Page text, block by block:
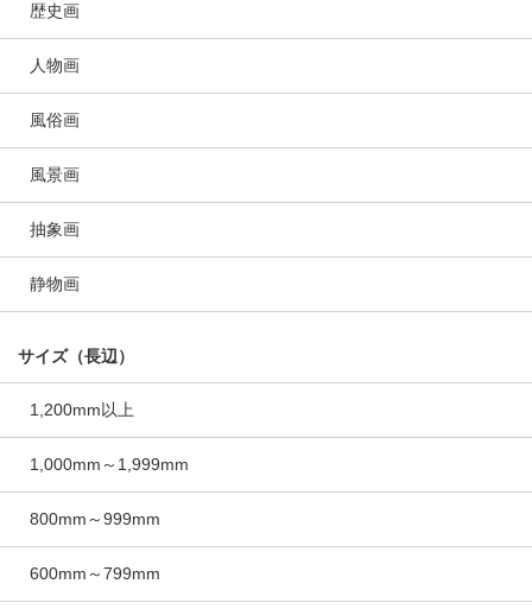
歴史画
人物画
風俗画
風景画
抽象画
静物画
サイズ（長辺）
1,200mm以上
1,000mm～1,999mm
800mm～999mm
600mm～799mm